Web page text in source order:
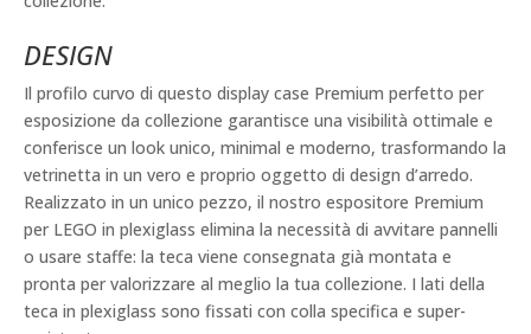
DESIGN
Il profilo curvo di questo display case Premium perfetto per
esposizione da collezione garantisce una visibilità ottimale e
conferisce un look unico, minimal e moderno, trasformando la
vetrinetta in un vero e proprio oggetto di design d’arredo.
Realizzato in un unico pezzo, il nostro espositore Premium
per LEGO in plexiglass elimina la necessità di avvitare pannelli
o usare staffe: la teca viene consegnata già montata e
pronta per valorizzare al meglio la tua collezione. I lati della
teca in plexiglass sono fissati con colla specifica e super-